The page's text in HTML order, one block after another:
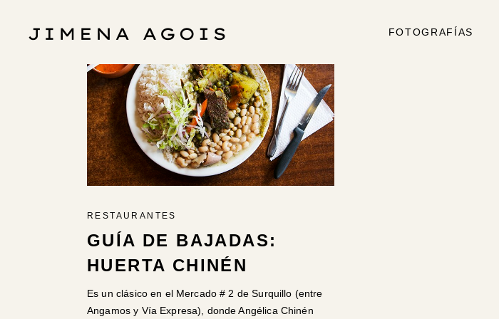
FOTOGRAFÍAS
RESTAURANTES
GUÍA DE BAJADAS:
HUERTA CHINÉN
Es un clásico en el Mercado # 2 de Surquillo (entre
Angamos y Vía Expresa), donde Angélica Chinén